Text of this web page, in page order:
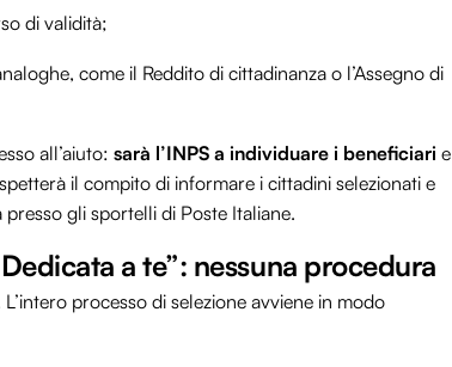
di validità;
come il Reddito di cittadinanza o l’Assegno di
all’aiuto: sarà l’INPS a individuare i beneficiari e
il compito di informare i cittadini selezionati e
gli sportelli di Poste Italiane.
a te”: nessuna procedura
processo di selezione avviene in modo